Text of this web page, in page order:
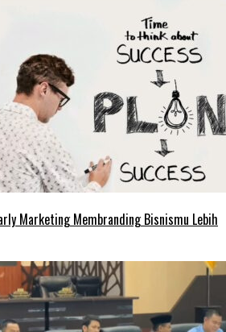
Marketing Membranding Bisnismu Lebih